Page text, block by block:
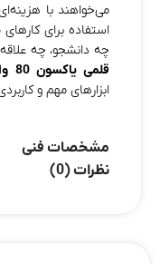
استفاده برای
چه دانشجو، چه
قلمی یاکسون 80 وات YAXUN YX-521
ابزارهای مهم و
مشخصات فنی
نظرات (0)